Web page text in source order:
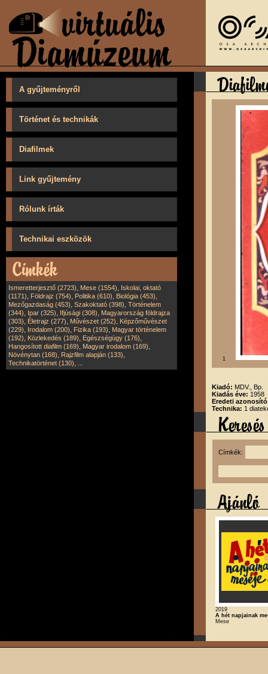
A gyűjteményről
Történet és technikák
Diafilmek
Link gyűjtemény
Rólunk írták
Technikai eszközök
Ismeretterjesztő (2723), Mese (1554), Iskolai, oktató
(1171), Földrajz (754), Politika (610), Biológia (453),
Mezőgazdaság (453), Szakoktató (398), Történelem
(344), Ipar (325), Ifjúsági (308), Magyarország földrajza
(303), Életrajz (277), Művészet (252), Képzőművészet
(229), Irodalom (200), Fizika (193), Magyar történelem
(192), Közlekedés (189), Egészségügy (176),
Hangosított diafilm (169), Magyar irodalom (169),
Növénytan (168), Rajzfilm alapján (133),
Technikatörténet (130), 1
Kiadó: MDV., Bp.
Kiadás éve: 1958
Eredeti
Technika: 1
Címkék:
2019
A hét napjainak
Mese